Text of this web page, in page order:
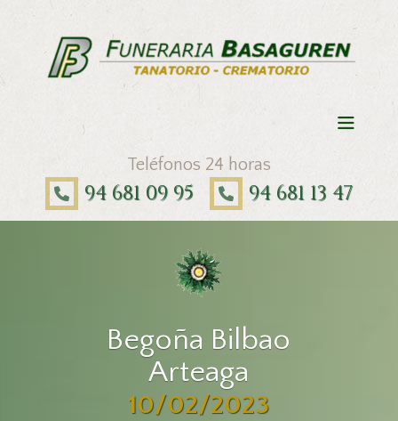
Teléfonos 24 horas
94 681 09 95 94 681 13 47
Begoña Bilbao
Arteaga
10/02/2023